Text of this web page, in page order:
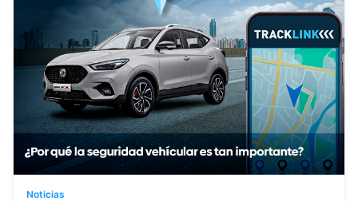
Noticias